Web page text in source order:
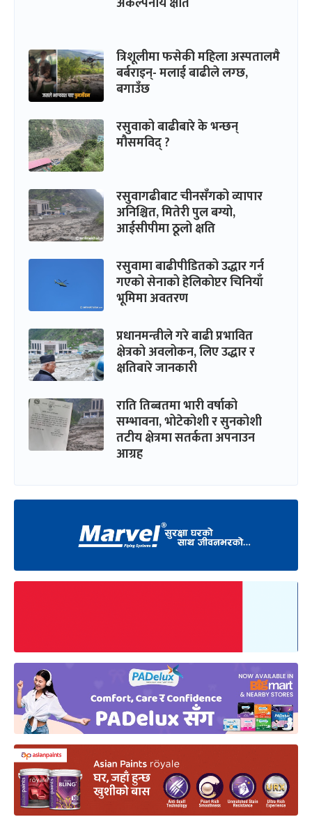
त्रिशूलीमा फसेकी महिला अस्पतालमै
बर्बराइन्- मलाई बाढीले लग्छ,
बगाउँछ
रसुवाको बाढीबारे के भन्छन्
मौसमविद् ?
रसुवागढीबाट चीनसँगको व्यापार
अनिश्चित, मितेरी पुल बग्यो,
आईसीपीमा ठूलो क्षति
रसुवामा बाढीपीडितको उद्धार गर्न
गएको सेनाको हेलिकोप्टर चिनियाँ
भूमिमा अवतरण
प्रधानमन्त्रीले गरे बाढी प्रभावित
क्षेत्रको अवलोकन, लिए उद्धार र
क्षतिबारे जानकारी
राति तिब्बतमा भारी वर्षाको
सम्भावना, भोटेकोशी र सुनकोशी
तटीय क्षेत्रमा सतर्कता अपनाउन
आग्रह